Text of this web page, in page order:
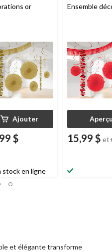
or
Ajouter
$
stock en ligne
Ensemble
15,99 $
et élégante transforme